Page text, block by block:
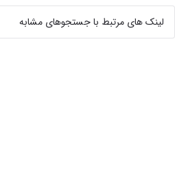
لینک های مرتبط با جستجوهای مشابه